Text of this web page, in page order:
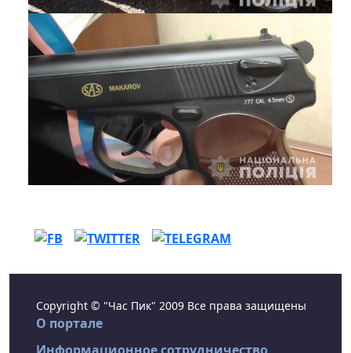
Copyright © "Час Пик" 2009 Все права защищены
О портале